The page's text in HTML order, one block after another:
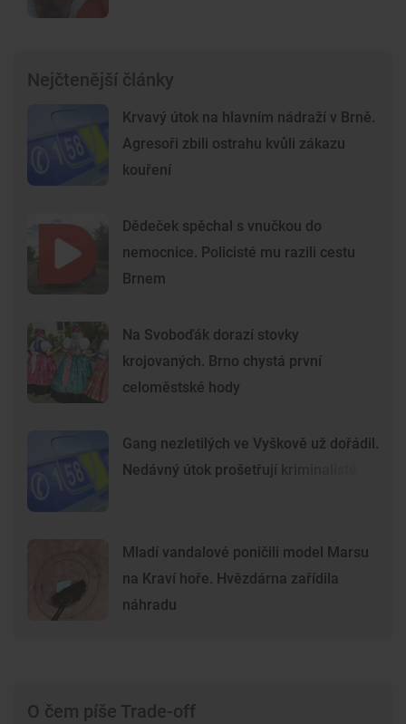
Nejčtenější články
Krvavý útok na hlavním nádraží v Brně.
Agresoři zbili ostrahu kvůli zákazu
kouření
Dědeček spěchal s vnučkou do
nemocnice. Policisté mu razili cestu
Brnem
Na Svoboďák dorazí stovky
krojovaných. Brno chystá první
celoměstské hody
Gang nezletilých ve Vyškově už dořádil.
Nedávný útok prošetřují kriminalisté
Mladí vandalové poničili model Marsu
na Kraví hoře. Hvězdárna zařídila
náhradu
O čem píše Trade-off